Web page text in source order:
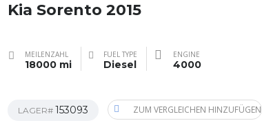
Kia Sorento 2015
MEILENZAHL
18000 mi
FUEL TYPE
Diesel
ENGINE
4000
LAGER# 153093 ZUM VERGLEICHEN HINZUFÜGEN